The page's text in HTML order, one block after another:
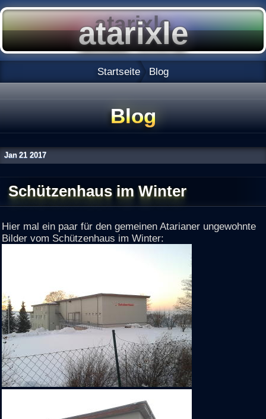
Startseite Blog
Blog
Jan 21 2017
Schützenhaus im Winter
Hier mal ein paar für den gemeinen Atarianer ungewohnte
Bilder vom Schützenhaus im Winter: